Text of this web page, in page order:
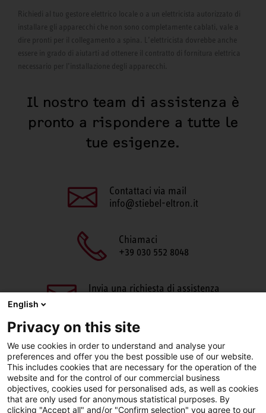
Richiedi al tuo gestore elettrico locale o a un elettricista autorizzato di
installare gli apparecchi che non sono completamente cablati, vale a
dire pronti per il collegamento a spina. L’elettricista dovrebbe anche
essere in grado di aiutarti ad ottenere il contratto di fornitura elettrica
necessario per l’installazione degli apparecchi.
Il nostro team di assistenza è
pronto a rispondere a tutte le
tue esigenze.
Contattaci via mail
info@stiebel-eltron.it
Chiamaci
+39 030 552 8048
Invia una richiesta di assistenza
Facebook LinkedIn Instagram
English
Privacy on this site
We use cookies in order to understand and analyse your
preferences and offer you the best possible use of our website.
This includes cookies that are necessary for the operation of the
website and for the control of our commercial business
objectives, cookies used for personalised ads, as well as cookies
that are only used for anonymous statistical purposes. By
clicking "Accept all" and/or "Confirm selection" you agree to our